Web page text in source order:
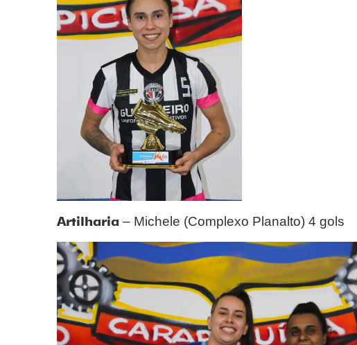
Artilharia – Michele (Complexo Planalto) 4 gols